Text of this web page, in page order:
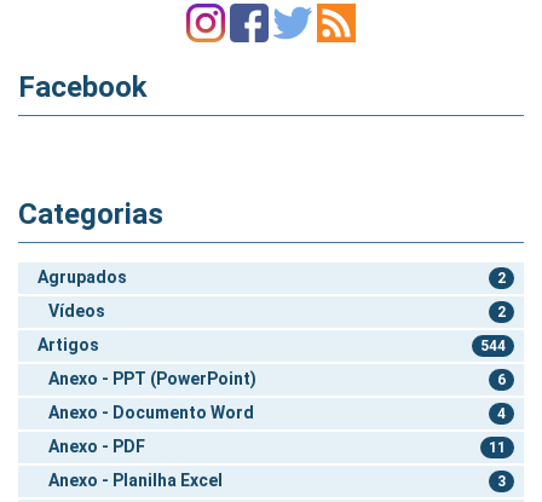
Facebook
Categorias
Agrupados 2
Vídeos 2
Artigos 544
Anexo - PPT (PowerPoint) 6
Anexo - Documento Word 4
Anexo - PDF 11
Anexo - Planilha Excel 3